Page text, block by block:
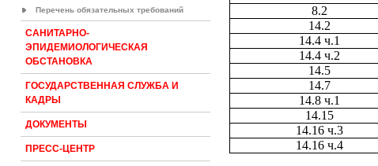
Перечень обязательных требований
САНИТАРНО-
ЭПИДЕМИОЛОГИЧЕСКАЯ
ОБСТАНОВКА
ГОСУДАРСТВЕННАЯ СЛУЖБА И
КАДРЫ
ДОКУМЕНТЫ
ПРЕСС-ЦЕНТР
8.2
14.2
14.4 ч.1
14.4 ч.2
14.5
14.7
14.8 ч.1
14.15
14.16 ч.3
14.16 ч.4